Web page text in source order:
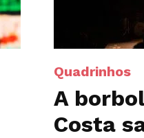
Quadrinhos
A
Costa